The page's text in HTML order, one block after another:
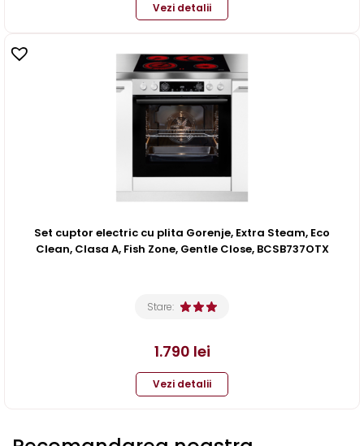
Vezi detalii
Set cuptor electric cu plita Gorenje, Extra Steam, Eco
Clean, Clasa A, Fish Zone, Gentle Close, BCSB737OTX
Stare:
1.790 lei
Vezi detalii